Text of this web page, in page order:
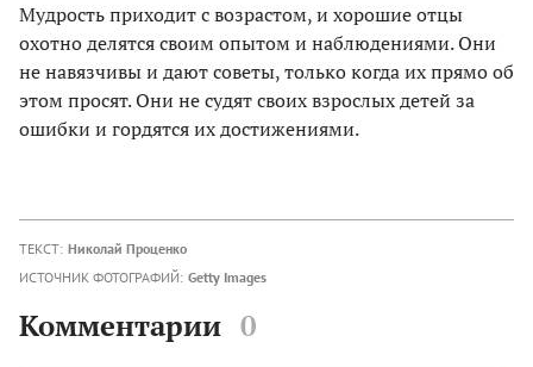
Мудрость приходит с возрастом, и хорошие отцы
охотно делятся своим опытом и наблюдениями. Они
не навязчивы и дают советы, только когда их прямо об
этом просят. Они не судят своих взрослых детей за
ошибки и гордятся их достижениями.
ТЕКСТ: Николай Проценко
ИСТОЧНИК ФОТОГРАФИЙ: Getty Images
Комментарии 0